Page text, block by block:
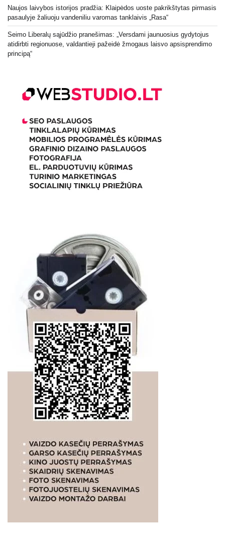
Naujos laivybos istorijos pradžia: Klaipėdos uoste pakrikštytas pirmasis
pasaulyje žaliuoju vandeniliu varomas tanklaivis „Rasa“
Seimo Liberalų sąjūdžio pranešimas: „Versdami jaunuosius gydytojus
atidirbti regionuose, valdantieji pažeidė žmogaus laisvo apsisprendimo
principą“